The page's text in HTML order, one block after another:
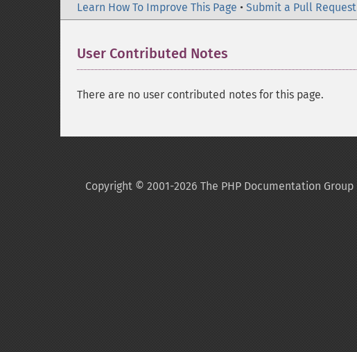
Learn How To Improve This Page • Submit a Pull Request
User Contributed Notes
There are no user contributed notes for this page.
Copyright © 2001-2026 The PHP Documentation Group